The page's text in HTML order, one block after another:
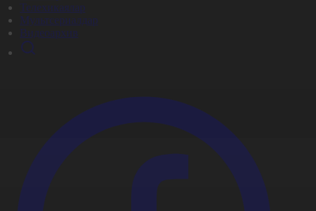
Телехикаялар
Мультсериалдар
Видеоархив